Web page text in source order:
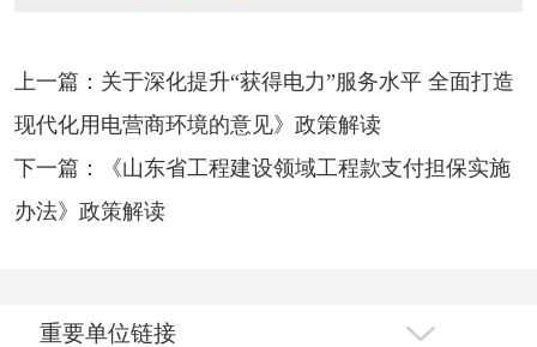
上一篇：关于深化提升“获得电力”服务水平 全面打造
现代化用电营商环境的意见》政策解读
下一篇：《山东省工程建设领域工程款支付担保实施
办法》政策解读
重要单位链接